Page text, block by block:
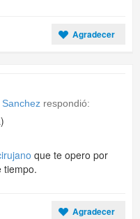
Agradecer
respondió:
que te opero por
tiempo.
Agradecer